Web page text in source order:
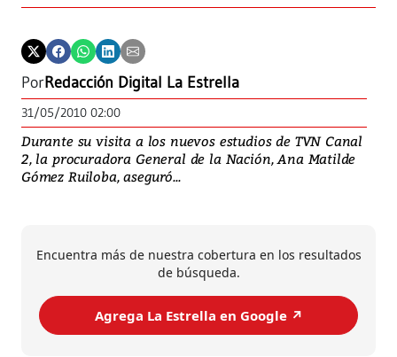
PorRedacción Digital La Estrella
31/05/2010 02:00
Durante su visita a los nuevos estudios de TVN Canal
2, la procuradora General de la Nación, Ana Matilde
Gómez Ruiloba, aseguró...
Encuentra más de nuestra cobertura en los resultados
de búsqueda.
Agrega La Estrella en Google ↗️